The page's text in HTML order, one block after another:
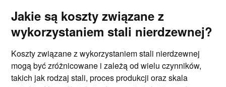
Jakie są koszty związane z
wykorzystaniem stali nierdzewnej?
Koszty związane z wykorzystaniem stali nierdzewnej
mogą być zróżnicowane i zależą od wielu czynników,
takich jak rodzaj stali, proces produkcji oraz skala